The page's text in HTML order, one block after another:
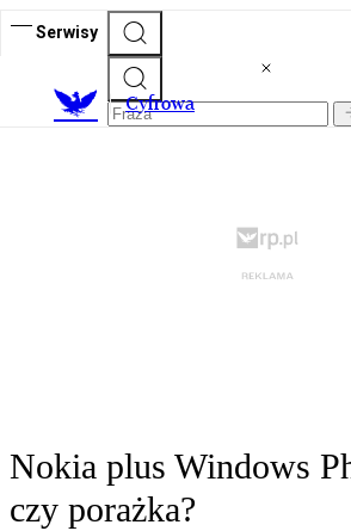
Serwisy
Cyfrowa
Nokia plus Windows
czy porażka?